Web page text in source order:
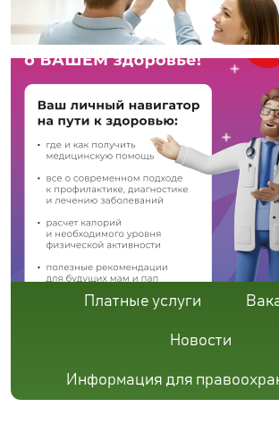
Платные услуги
Новости
Информация для